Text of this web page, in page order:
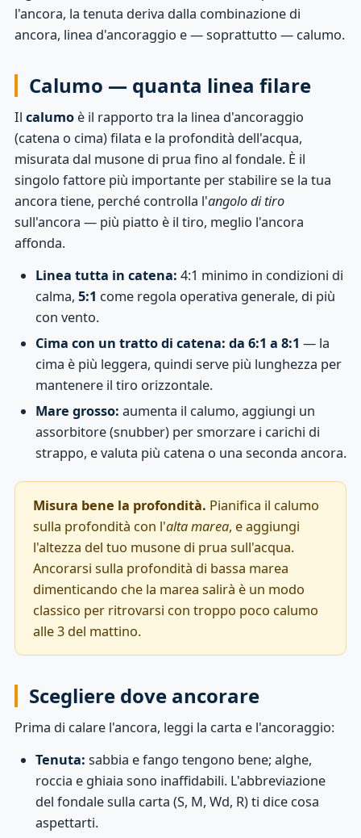
l'ancora, la tenuta deriva dalla combinazione di
ancora, linea d'ancoraggio e — soprattutto — calumo.
Calumo — quanta linea filare
Il calumo è il rapporto tra la linea d'ancoraggio
(catena o cima) filata e la profondità dell'acqua,
misurata dal musone di prua fino al fondale. È il
singolo fattore più importante per stabilire se la tua
ancora tiene, perché controlla l'angolo di tiro
sull'ancora — più piatto è il tiro, meglio l'ancora
affonda.
Linea tutta in catena: 4:1 minimo in condizioni di
calma, 5:1 come regola operativa generale, di più
con vento.
Cima con un tratto di catena: da 6:1 a 8:1 — la
cima è più leggera, quindi serve più lunghezza per
mantenere il tiro orizzontale.
Mare grosso: aumenta il calumo, aggiungi un
assorbitore (snubber) per smorzare i carichi di
strappo, e valuta più catena o una seconda ancora.
Misura bene la profondità. Pianifica il calumo
sulla profondità con l'alta marea, e aggiungi
l'altezza del tuo musone di prua sull'acqua.
Ancorarsi sulla profondità di bassa marea
dimenticando che la marea salirà è un modo
classico per ritrovarsi con troppo poco calumo
alle 3 del mattino.
Scegliere dove ancorare
Prima di calare l'ancora, leggi la carta e l'ancoraggio:
Tenuta: sabbia e fango tengono bene; alghe,
roccia e ghiaia sono inaffidabili. L'abbreviazione
del fondale sulla carta (S, M, Wd, R) ti dice cosa
aspettarti.